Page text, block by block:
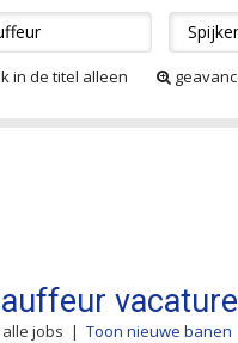
in de titel alleen
jobs | Toon nieuwe banen